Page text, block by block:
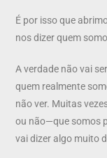
É por isso que
nos dizer quem
A verdade não vai
quem realmente
não ver. Muitas
ou não—que somos
vai dizer algo muito